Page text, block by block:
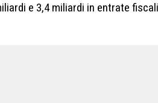
e 3,4 miliardi in entrate